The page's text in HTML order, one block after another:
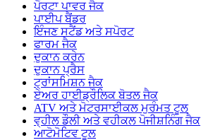
ਪੋਰਟਾ ਪਾਵਰ ਜੈਕ
ਪਾਈਪ ਬੈਂਡਰ
ਇੰਜਣ ਸਟੈਂਡ ਅਤੇ ਸਪੋਰਟ
ਫਾਰਮ ਜੈਕ
ਦੁਕਾਨ ਕਰੇਨ
ਦੁਕਾਨ ਪ੍ਰੈਸ
ਟ੍ਰਾਂਸਮਿਸ਼ਨ ਜੈਕ
ਏਅਰ ਹਾਈਡ੍ਰੌਲਿਕ ਬੋਤਲ ਜੈਕ
ATV ਅਤੇ ਮੋਟਰਸਾਈਕਲ ਮੁਰੰਮਤ ਟੂਲ
ਵ੍ਹੀਲ ਡੌਲੀ ਅਤੇ ਵਹੀਕਲ ਪੋਜੀਸ਼ਨਿੰਗ ਜੈਕ
ਆਟੋਮੋਟਿਵ ਟੂਲ